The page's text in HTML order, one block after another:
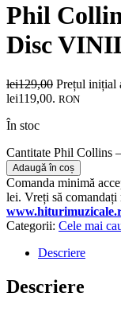
Phil
Disc
lei129,00 Prețul inițial
lei119,00. RON
În stoc
Cantitate Phil
Adaugă în coș
Comanda minimă
lei. Vreți să comandați
Categorii: Cele mai
Descriere
Descriere